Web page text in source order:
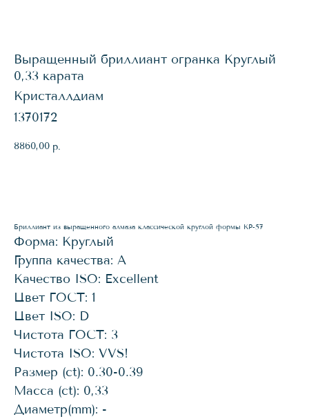
Выращенный бриллиант огранка Круглый
0,33 карата
Кристаллдиам
1370172
8860,00 р.
Бриллиант из выращенного алмаза классической круглой формы КР-57
Форма: Круглый
Группа качества: А
Качество ISO: Excellent
Цвет ГОСТ: 1
Цвет ISO: D
Чистота ГОСТ: 3
Чистота ISO: VVS!
Размер (ct): 0.30-0.39
Масса (ct): 0,33
Диаметр(mm): -